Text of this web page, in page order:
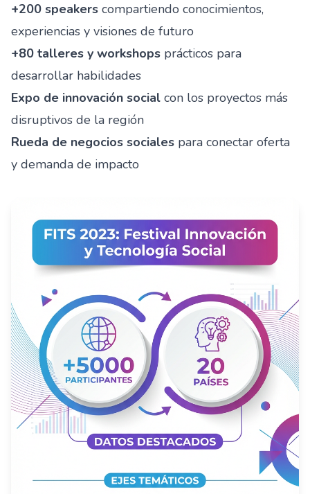
+200 speakers compartiendo conocimientos,
experiencias y visiones de futuro
+80 talleres y workshops prácticos para
desarrollar habilidades
Expo de innovación social con los proyectos más
disruptivos de la región
Rueda de negocios sociales para conectar oferta
y demanda de impacto